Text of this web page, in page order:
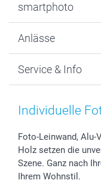
Fotogeschenke
MyNameBook
Fotoabzüge, Fotos
Zubehör & Material
Sticker & Etiketten
Geschenk-
smartphoto
Warum smartphoto
Datenschutz
AGB
Presse
Partnerprogramme
Investor Relations
Anlässe
Neujahr
Muttertag
Kommunion &
Hochzeit
Geburtstag
Service & Info
Anmelden /
Lieferfristen
72h Lieferung
Individuelle
Foto-Leinwand,
Holz setzen die
Szene. Ganz nach
Ihrem Wohnstil.